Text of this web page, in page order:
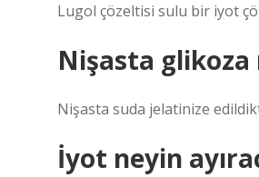
Lugol çözeltisi sulu bir iyot
Nişasta glikoza
Nişasta suda jelatinize
İyot neyin